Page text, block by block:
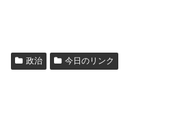
政治 今日のリンク